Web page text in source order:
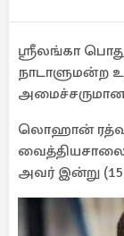
ஸ்ரீலங்கா
நாடாளுமன்ற
லொஹான்
அவர் இன்று